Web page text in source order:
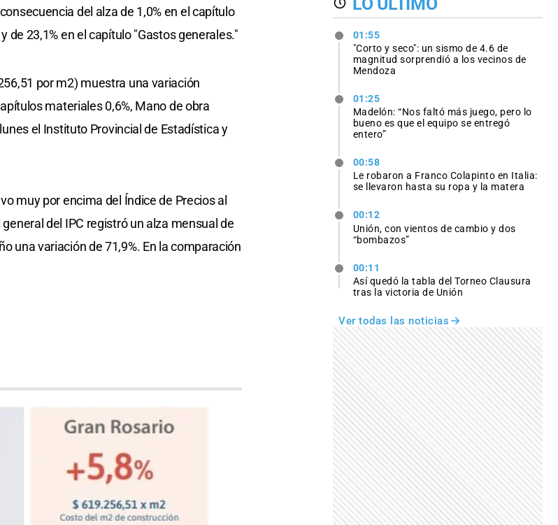
del alza de 1,0% en el capítulo
de 23,1% en el capítulo "Gastos generales."
por m2) muestra una variación
materiales 0,6%, Mano de obra
el Instituto Provincial de Estadística y
muy por encima del Índice de Precios al
del IPC registró un alza mensual de
una variación de 71,9%. En la comparación
01:55
"Corto y seco": un sismo de 4.6 de
magnitud sorprendió a los vecinos de
Mendoza
01:25
Madelón: “Nos faltó más juego, pero lo
bueno es que el equipo se entregó
entero”
00:58
Le robaron a Franco Colapinto en Italia:
se llevaron hasta su ropa y la matera
00:12
Unión, con vientos de cambio y dos
“bombazos”
00:11
Así quedó la tabla del Torneo Clausura
tras la victoria de Unión
Ver todas las noticias